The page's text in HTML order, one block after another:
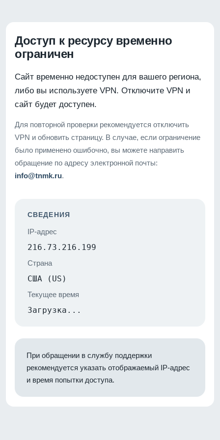
Доступ к ресурсу временно
ограничен
Сайт временно недоступен для вашего региона,
либо вы используете VPN. Отключите VPN и
сайт будет доступен.
Для повторной проверки рекомендуется отключить
VPN и обновить страницу. В случае, если ограничение
было применено ошибочно, вы можете направить
обращение по адресу электронной почты:
info@tnmk.ru.
СВЕДЕНИЯ
IP-адрес
216.73.216.199
Страна
США (US)
Текущее время
Загрузка...
При обращении в службу поддержки
рекомендуется указать отображаемый IP-адрес
и время попытки доступа.